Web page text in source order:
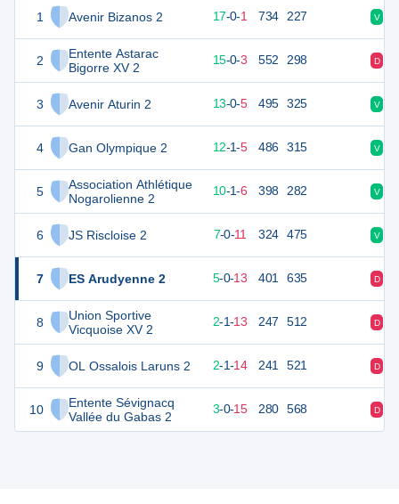
1 Avenir Bizanos 2
2
Entente Astarac
Bigorre XV 2
3 Avenir Aturin 2
4 Gan Olympique 2
5
Association Athlétique
Nogarolienne 2
6 JS Riscloise 2
7 ES Arudyenne 2
8
Union Sportive
Vicquoise XV 2
9 OL Ossalois Laruns 2
10
Entente Sévignacq
Vallée du Gabas 2
82 17-0-1 734 227 V
70 15-0-3 552 298 D
13-0-5 495 325 V
56 12-1-5 486 315 V
55 18 10-1-6 398 282 V
7-0-11 324 475 V
26 5-0-13 401 635 D
2-1-13 247 512 D
11 18 2-1-14 241 521 D
11 3-0-15 280 568 D